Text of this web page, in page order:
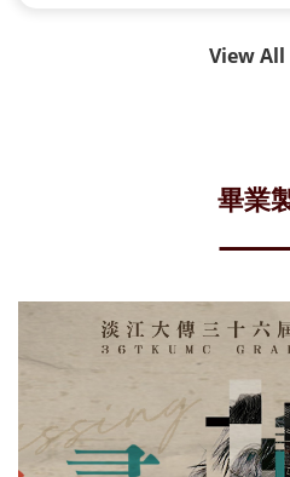
受照顧，這種方式更能激
熱情，預防他們罹患身心
View All
畢業